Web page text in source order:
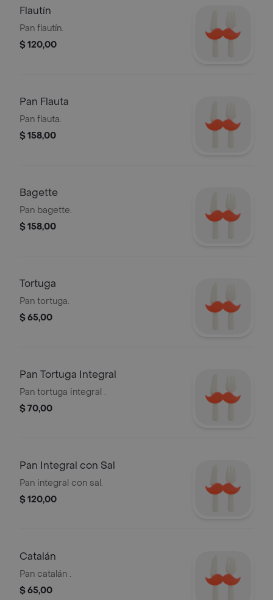
Flautín
Pan flautín.
$ 120,00
Pan Flauta
Pan flauta.
$ 158,00
Bagette
Pan bagette.
$ 158,00
Tortuga
Pan tortuga.
$ 65,00
Pan Tortuga Integral
Pan tortuga integral .
$ 70,00
Pan Integral con Sal
Pan integral con sal.
$ 120,00
Catalán
Pan catalán .
$ 65,00